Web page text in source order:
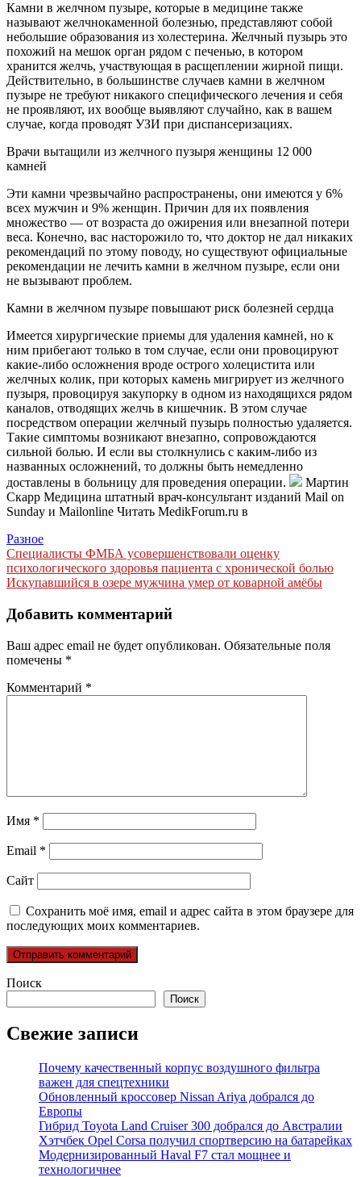
Камни в желчном пузыре, которые в медицине также
называют желчнокаменной болезнью, представляют собой
небольшие образования из холестерина. Желчный пузырь это
похожий на мешок орган рядом с печенью, в котором
хранится желчь, участвующая в расщеплении жирной пищи.
Действительно, в большинстве случаев камни в желчном
пузыре не требуют никакого специфического лечения и себя
не проявляют, их вообще выявляют случайно, как в вашем
случае, когда проводят УЗИ при диспансеризациях.
Врачи вытащили из желчного пузыря женщины 12 000
камней
Эти камни чрезвычайно распространены, они имеются у 6%
всех мужчин и 9% женщин. Причин для их появления
множество — от возраста до ожирения или внезапной потери
веса. Конечно, вас насторожило то, что доктор не дал никаких
рекомендаций по этому поводу, но существуют официальные
рекомендации не лечить камни в желчном пузыре, если они
не вызывают проблем.
Камни в желчном пузыре повышают риск болезней сердца
Имеется хирургические приемы для удаления камней, но к
ним прибегают только в том случае, если они провоцируют
какие-либо осложнения вроде острого холецистита или
желчных колик, при которых камень мигрирует из желчного
пузыря, провоцируя закупорку в одном из находящихся рядом
каналов, отводящих желчь в кишечник. В этом случае
посредством операции желчный пузырь полностью удаляется.
Такие симптомы возникают внезапно, сопровождаются
сильной болью. И если вы столкнулись с каким-либо из
названных осложнений, то должны быть немедленно
доставлены в больницу для проведения операции.
Мартин
Скарр Медицина штатный врач-консультант изданий Mail on
Sunday и Mailonline Читать MedikForum.ru в
Разное
Навигация
по
Специалисты ФМБА усовершенствовали оценку
психологического здоровья пациента с хронической болью
Искупавшийся в озере мужчина умер от коварной амёбы
Добавить комментарий
Ваш адрес email не будет опубликован. Обязательные поля
помечены *
Комментарий *
Имя *
Email *
Сайт
Сохранить моё имя, email и адрес сайта в этом браузере для
последующих моих комментариев.
Поиск
Поиск
Свежие записи
Почему качественный корпус воздушного фильтра
важен для спецтехники
Обновленный кроссовер Nissan Ariya добрался до
Европы
Гибрид Toyota Land Cruiser 300 добрался до Австралии
Хэтчбек Opel Corsa получил спортверсию на батарейках
Модернизированный Haval F7 стал мощнее и
технологичнее